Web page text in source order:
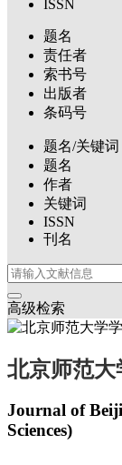
ISSN
题名
责任者
索书号
出版者
条码号
题名/关键词
题名
作者
关键词
ISSN
刊名
高级检索
北京师范大
Journal of
Sciences)